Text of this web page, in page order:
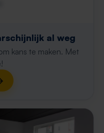
al weg
kans te maken. Met